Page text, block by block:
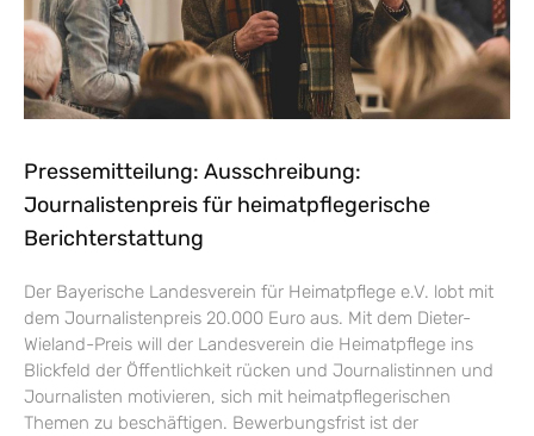
Pressemitteilung: Ausschreibung:
Journalistenpreis für heimatpflegerische
Berichterstattung
Der Bayerische Landesverein für Heimatpflege e.V. lobt mit
dem Journalistenpreis 20.000 Euro aus. Mit dem Dieter-
Wieland-Preis will der Landesverein die Heimatpflege ins
Blickfeld der Öffentlichkeit rücken und Journalistinnen und
Journalisten motivieren, sich mit heimatpflegerischen
Themen zu beschäftigen. Bewerbungsfrist ist der